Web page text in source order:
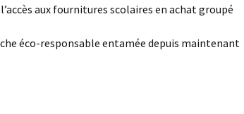
aux fournitures scolaires en achat groupé
éco-responsable entamée depuis maintenant